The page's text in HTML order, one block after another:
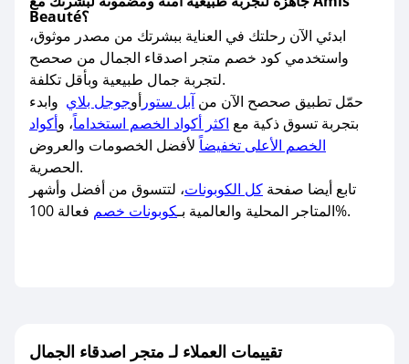
Beauté؟
ابدئي الآن رحلتك في العناية ببشرتك من مصدر موثوق،
واستخدمي كود خصم متجر اصدقاء الجمال من صحصح
لتجربة جمال طبيعية وبأقل تكلفة.
حمّل تطبيق صحصح الآن من آبل ستور أوجوجل بلاي وابدء
بتجربة تسوق ذكية مع اكثر أكواد الخصم استخداماً، وأكواد
الخصم الأعلى تخفيضاًلأفضل الخصومات والعروض
الحصرية.
تابع أيضا صفحة كل الكوبونات، لتتسوق من أفضل وأشهر
المتاجر المحلية والعالمية بـكوبونات خصم فعالة 100%.
تقييمات العملاء لـ متجر اصدقاء الجمال